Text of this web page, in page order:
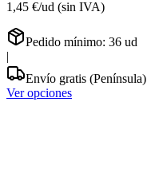
1,45 €/ud (sin IVA)
Pedido mínimo: 36 ud
|
Envío gratis (Península)
Ver opciones